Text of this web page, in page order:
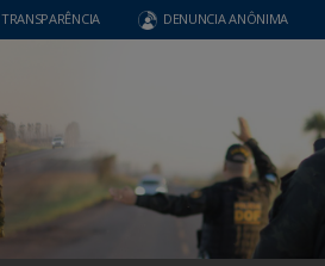
TRANSPARÊNCIA DENUNCIA ANÔNIMA